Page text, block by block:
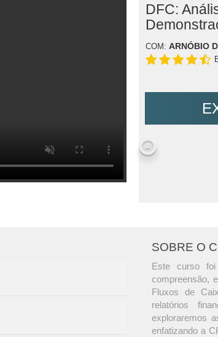
DFC:
COM: ARNÓBIO
SOBRE O
Este curso foi
compreensão,
Fluxos de
relatórios
exploraremos
enfatizando a